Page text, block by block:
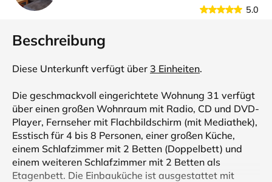
5.0
Beschreibung
Diese Unterkunft verfügt über 3 Einheiten.
Die geschmackvoll eingerichtete Wohnung 31 verfügt
über einen großen Wohnraum mit Radio, CD und DVD-
Player, Fernseher mit Flachbildschirm (mit Mediathek),
Esstisch für 4 bis 8 Personen, einer großen Küche,
einem Schlafzimmer mit 2 Betten (Doppelbett) und
einem weiteren Schlafzimmer mit 2 Betten als
Etagenbett. Die Einbauküche ist ausgestattet mit